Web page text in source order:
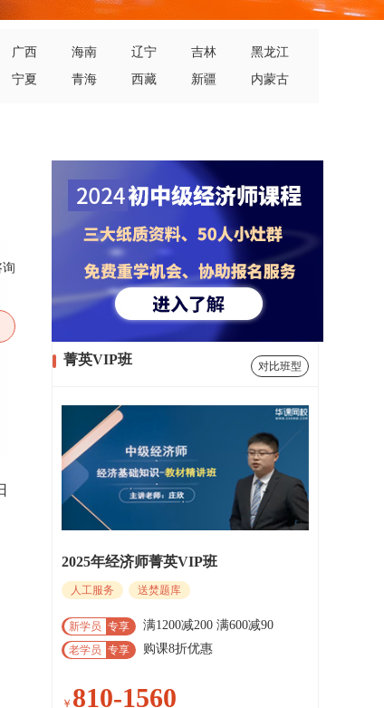
广西 海南 辽宁 吉林
黑龙江
宁夏 青海 西藏 新疆 内蒙古
菁英VIP班 对比班型
2025年经济师菁英VIP班
人工服务 送焚题库
新学员 专享 满1200减200 满600减90
老学员 专享 购课8折优惠
￥ 810-1560